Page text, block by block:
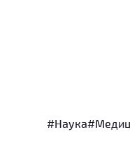
#Наука